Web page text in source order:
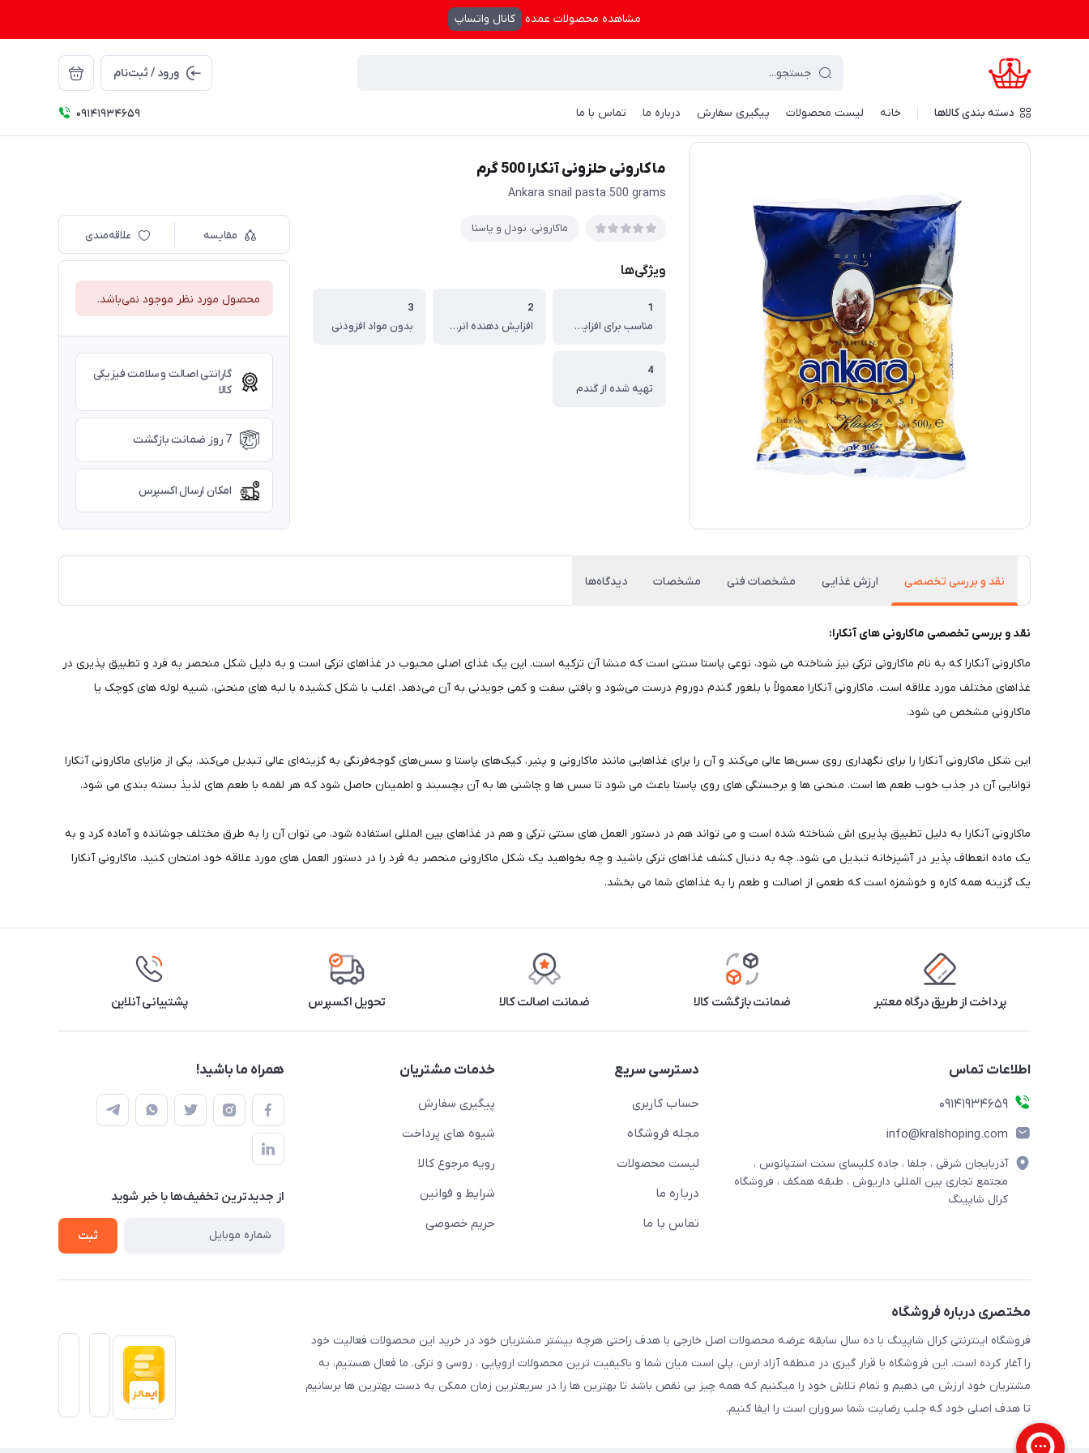
مشاهده محصولات عمده کانال واتساپ
ورود / ثبت‌نام
دسته‌ بندی کالاها خانه لیست محصولات پیگیری سفارش درباره ما تماس با ما 09141934659 کرال شاپینگ / مواد غذایی و نوشیدنی / کالای اساسی ماکارونی، نودل و پاستا / ماکارونی حلزونی آنکارا 500 گرم
ماکارونی حلزونی آنکارا 500 گرم
Ankara snail pasta 500 grams
ماکارونی، نودل و پاستا
ویژگی‌ها
1
مناسب برای افزایش وزن
2
افزایش دهنده انرژی بدن
3
بدون مواد افزودنی
4
تهیه شده از گندم
مقایسه علاقه‌مندی
محصول مورد نظر موجود نمی‌باشد.
گارانتی اصالت و سلامت فیزیکی
کالا
7 روز ضمانت بازگشت
امکان ارسال اکسپرس
نقد و بررسی تخصصی ارزش غذایی مشخصات فنی مشخصات دیدگاه‌ها
نقد و بررسی تخصصی ماکارونی های آنکارا:
ماکارونی آنکارا که به نام ماکارونی ترکی نیز شناخته می شود، نوعی پاستا سنتی است که منشا آن ترکیه است. این یک غذای اصلی محبوب در غذاهای ترکی است و به دلیل شکل منحصر به فرد و تطبیق پذیری در
غذاهای مختلف مورد علاقه است. ماکارونی آنکارا معمولاً با بلغور گندم دوروم درست می‌شود و بافتی سفت و کمی جویدنی به آن می‌دهد. اغلب با شکل کشیده با لبه های منحنی، شبیه لوله های کوچک یا
ماکارونی مشخص می شود.
این شکل ماکارونی آنکارا را برای نگهداری روی سس‌ها عالی می‌کند و آن را برای غذاهایی مانند ماکارونی و پنیر، کیک‌های پاستا و سس‌های گوجه‌فرنگی به گزینه‌ای عالی تبدیل می‌کند. یکی از مزایای ماکارونی آنکارا
توانایی آن در جذب خوب طعم ها است. منحنی ها و برجستگی های روی پاستا باعث می شود تا سس ها و چاشنی ها به آن بچسبند و اطمینان حاصل شود که هر لقمه با طعم های لذیذ بسته بندی می شود.
ماکارونی آنکارا به دلیل تطبیق پذیری اش شناخته شده است و می تواند هم در دستور العمل های سنتی ترکی و هم در غذاهای بین المللی استفاده شود. می توان آن را به طرق مختلف جوشانده و آماده کرد و به
یک ماده انعطاف پذیر در آشپزخانه تبدیل می شود. چه به دنبال کشف غذاهای ترکی باشید و چه بخواهید یک شکل ماکارونی منحصر به فرد را در دستور العمل های مورد علاقه خود امتحان کنید، ماکارونی آنکارا
یک گزینه همه کاره و خوشمزه است که طعمی از اصالت و طعم را به غذاهای شما می بخشد.
پرداخت از طریق درگاه معتبر ضمانت بازگشت کالا ضمانت اصالت کالا تحویل اکسپرس پشتیبانی آنلاین
اطلاعات تماس
09141934659
info@kralshoping.com
آذربایجان شرقی ، جلفا ، جاده کلیسای سنت استپانوس ،
مجتمع تجاری بین المللی داریوش ، طبقه همکف ، فروشگاه
کرال شاپینگ
دسترسی سریع
حساب کاربری
مجله فروشگاه
لیست محصولات
درباره ما
تماس با ما
خدمات مشتریان
پیگیری سفارش
شیوه های پرداخت
رویه مرجوع کالا
شرایط و قوانین
حریم خصوصی
همراه ما باشید!
از جدید‌ترین تخفیف‌ها با‌ خبر شوید
ثبت
مختصری درباره فروشگاه
فروشگاه اینترنتی کرال شاپینگ با ده سال سابقه عرضه محصولات اصل خارجی با هدف راحتی هرچه بیشتر مشتریان خود در خرید این محصولات فعالیت خود
را آغار کرده است. این فروشگاه با قرار گیری در منطقه آزاد ارس، پلی است میان شما و باکیفیت ترین محصولات اروپایی ، روسی و ترکی. ما فعال هستیم، به
مشتریان خود ارزش می دهیم و تمام تلاش خود را میکنیم که همه چیز بی نقص باشد تا بهترین ها را در سریعترین زمان ممکن به دست بهترین ها برسانیم
تا هدف اصلی خود که جلب رضایت شما سروران است را ایفا کنیم.